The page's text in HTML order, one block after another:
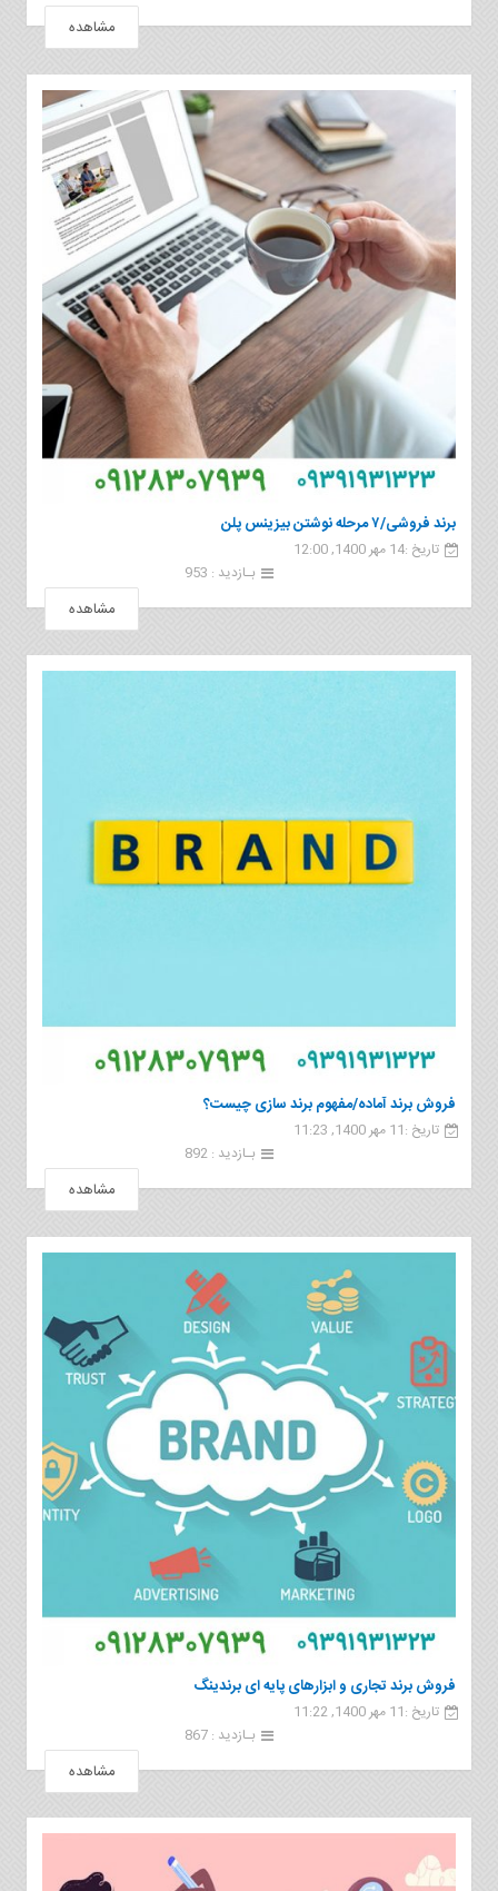
مشاهده
برند فروشی/۷ مرحله نوشتن بیزینس پلن
تاریخ :14 مهر 1400, 12:00
بـازدید : 953
مشاهده
فروش برند آماده/مفهوم برند سازی چیست؟
تاریخ :11 مهر 1400, 11:23
بـازدید : 892
مشاهده
فروش برند تجاری و ابزارهای پایه ای برندینگ
تاریخ :11 مهر 1400, 11:22
بـازدید : 867
مشاهده